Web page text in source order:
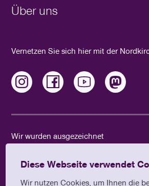
Schöpfung
Praxisbeispiele
FörderWegWeiser
Über uns
Ansprechpersonen in den
Vernetzen Sie sich hier mit der
Wir wurden ausgezeichnet
Diese Webseite verwendet
Wir nutzen Cookies, um Ihnen die